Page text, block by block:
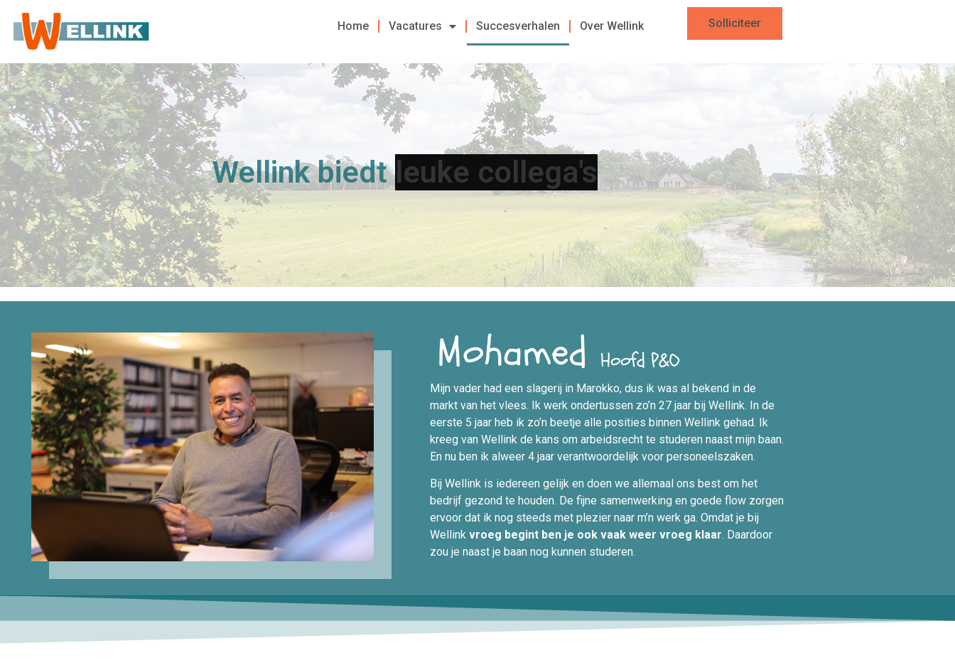
Home Vacatures Succesverhalen Over Wellink Solliciteer
Wellink biedt
Mohamed Hoofd P&O
Mijn vader had een slagerij in Marokko, dus ik was al bekend in de
markt van het vlees. Ik werk ondertussen zo’n 27 jaar bij Wellink. In de
eerste 5 jaar heb ik zo’n beetje alle posities binnen Wellink gehad. Ik
kreeg van Wellink de kans om arbeidsrecht te studeren naast mijn baan.
En nu ben ik alweer 4 jaar verantwoordelijk voor personeelszaken.
Bij Wellink is iedereen gelijk en doen we allemaal ons best om het
bedrijf gezond te houden. De fijne samenwerking en goede flow zorgen
ervoor dat ik nog steeds met plezier naar m’n werk ga. Omdat je bij
Wellink vroeg begint ben je ook vaak weer vroeg klaar. Daardoor
zou je naast je baan nog kunnen studeren.